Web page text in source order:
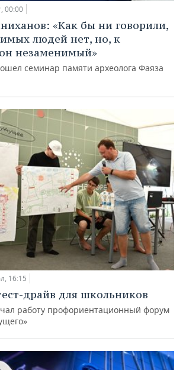
00:00
«Как бы ни говорили,
людей нет, но, к
незаменимый»
семинар памяти археолога Фаяза
16:15
драйв для школьников
работу профориентационный форум